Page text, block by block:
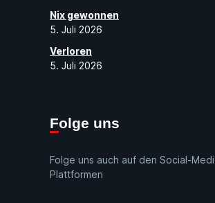
Nix gewonnen
5. Juli 2026
Verloren
5. Juli 2026
Folge uns
Folge uns auch auf den Social-
Plattformen